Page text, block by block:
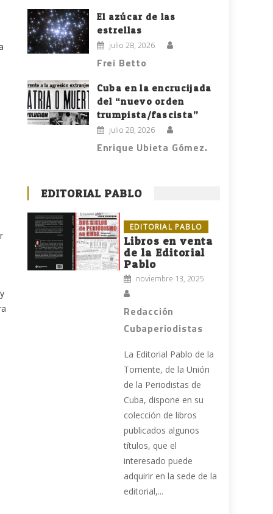
El azúcar de las
estrellas
julio 28, 2026
Frei Betto
Cuba en la encrucijada
del “nuevo orden
trumpista/fascista”
julio 28, 2026
Enrique Ubieta Gómez.
EDITORIAL PABLO
EDITORIAL PABLO
Libros en venta
de la Editorial
Pablo
noviembre 13, 2025
Redacción
Cubaperiodistas
La Editorial Pablo de la
Torriente, de la Unión
de la Periodistas de
Cuba, dispone en su
colección de libros
publicados algunos
títulos, que el
interesado puede
adquirir en la sede de la
editorial,...